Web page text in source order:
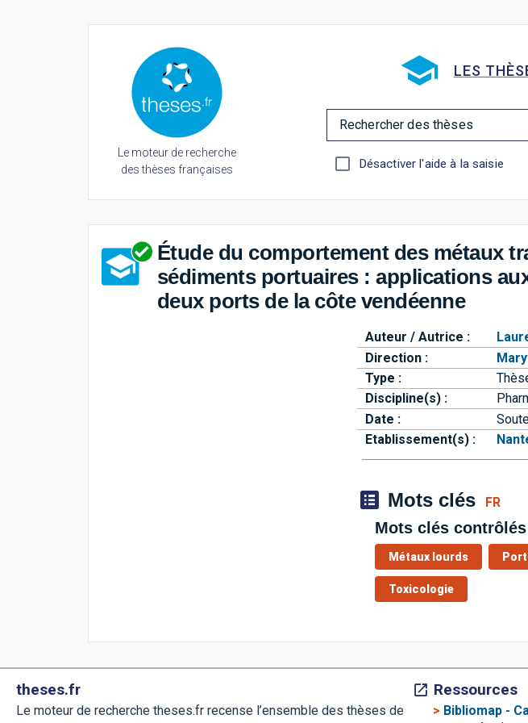
Le moteur de recherche
des thèses françaises
LES
Rechercher des thèses
Désactiver l'aide à la saisie
Étude du comportement des métaux
sédiments portuaires : applications
deux ports de la côte vendéenne
Auteur / Autrice :
Direction :
Type :
Discipline(s) :
Date :
Etablissement(s) :
Mots clés FR
Mots clés contrôlés
Métaux lourds
Toxicologie
theses.fr
Le moteur de recherche theses.fr recense l’ensemble des thèses de
Ressources
> Bibliomap -